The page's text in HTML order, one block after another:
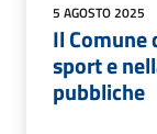
5 AGOSTO 2025
Il
sport e
pubbliche